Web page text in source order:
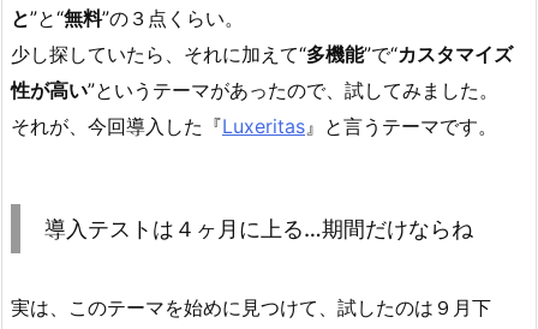
と”と“無料”の３点くらい。
少し探していたら、それに加えて“多機能”で“カスタマイズ
性が高い”というテーマがあったので、試してみました。
それが、今回導入した『Luxeritas 』と言うテーマです。
導入テストは４ヶ月に上る…期間だけならね
実は、このテーマを始めに見つけて、試したのは９月下